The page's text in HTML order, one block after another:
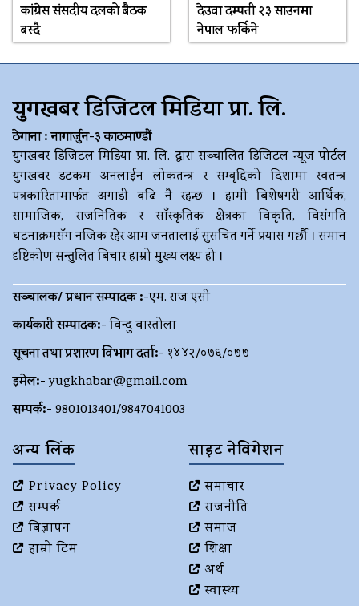
कांग्रेस संसदीय दलको बैठक
बस्दै
देउवा दम्पती २३ साउनमा
नेपाल फर्किने
युगखबर डिजिटल मिडिया प्रा. लि.
ठेगाना : नागार्जुन-३ काठमाण्डौं
युगखबर डिजिटल मिडिया प्रा. लि. द्धारा सञ्चालित डिजिटल न्यूज पोर्टल
युगखवर डटकम अनलाईन लोकतन्त्र र सम्बृद्दिको दिशामा स्वतन्त्र
पत्रकारितामार्फत अगाडी बढि नै रहन्छ । हामी बिशेषगरी आर्थिक,
सामाजिक, राजनितिक र साँस्कृतिक क्षेत्रका विकृति, विसंगति
घटनाक्रमसँग नजिक रहेर आम जनतालाई सुसचित गर्ने प्रयास गर्छौ । समान
दृष्टिकोण सन्तुलित बिचार हाम्रो मुख्य लक्ष्य हो ।
सञ्चालक/ प्रधान सम्पादक :-एम. राज एसी
कार्यकारी सम्पादक:-विन्दु वास्तोला
सूचना तथा प्रशारण विभाग दर्ता:- १४४२/०७६/०७७
इमेल:- yugkhabar@gmail.com
सम्पर्क:- 9801013401/9847041003
अन्य लिंक
Privacy Policy
सम्पर्क
बिज्ञापन
हाम्रो टिम
साइट नेविगेशन
समाचार
राजनीति
समाज
शिक्षा
अर्थ
स्वास्थ्य